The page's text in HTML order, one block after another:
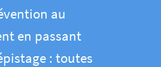
au
en passant
: toutes